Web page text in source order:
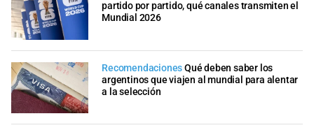
partido por partido, qué canales transmiten el
Mundial 2026
RecomendacionesQué deben saber los
argentinos que viajen al mundial para alentar
a la selección